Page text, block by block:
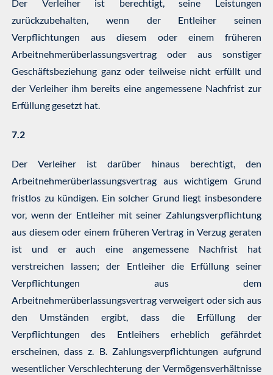
Der Verleiher ist berechtigt, seine Leistungen
zurückzubehalten, wenn der Entleiher seinen
Verpflichtungen aus diesem oder einem früheren
Arbeitnehmerüberlassungsvertrag oder aus sonstiger
Geschäftsbeziehung ganz oder teilweise nicht erfüllt und
der Verleiher ihm bereits eine angemessene Nachfrist zur
Erfüllung gesetzt hat.
7.2
Der Verleiher ist darüber hinaus berechtigt, den
Arbeitnehmerüberlassungsvertrag aus wichtigem Grund
fristlos zu kündigen. Ein solcher Grund liegt insbesondere
vor, wenn der Entleiher mit seiner Zahlungsverpflichtung
aus diesem oder einem früheren Vertrag in Verzug geraten
ist und er auch eine angemessene Nachfrist hat
verstreichen lassen; der Entleiher die Erfüllung seiner
Verpflichtungen aus dem
Arbeitnehmerüberlassungsvertrag verweigert oder sich aus
den Umständen ergibt, dass die Erfüllung der
Verpflichtungen des Entleihers erheblich gefährdet
erscheinen, dass z. B. Zahlungsverpflichtungen aufgrund
wesentlicher Verschlechterung der Vermögensverhältnisse